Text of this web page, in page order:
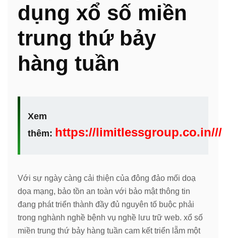
dụng xổ số miền
trung thứ bảy
hàng tuần
Xem
thêm: https://limitlessgroup.co.in///
Với sự ngày càng cải thiện của đông đảo mối doạ
dọa mạng, bảo tồn an toàn với bảo mật thông tin
đang phát triển thành đầy đủ nguyên tố buộc phải
trong nghành nghề bệnh vụ nghề lưu trữ web. xổ số
miền trung thứ bảy hàng tuần cam kết triển lẵm một